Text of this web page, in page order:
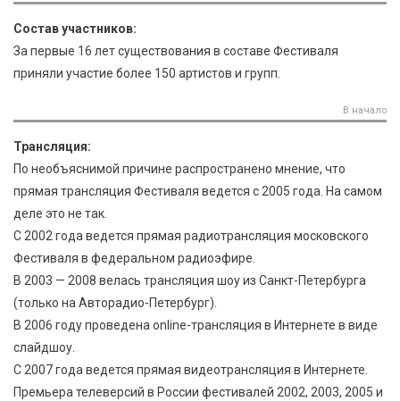
Состав участников:
За первые 16 лет существования в составе Фестиваля
приняли участие более 150 артистов и групп.
В начало
Трансляция:
По необъяснимой причине распространено мнение, что
прямая трансляция Фестиваля ведется с 2005 года. На самом
деле это не так.
С 2002 года ведется прямая радиотрансляция московского
Фестиваля в федеральном радиоэфире.
В 2003 — 2008 велась трансляция шоу из Санкт-Петербурга
(только на Авторадио-Петербург).
В 2006 году проведена online-трансляция в Интернете в виде
слайдшоу.
С 2007 года ведется прямая видеотрансляция в Интернете.
Премьера телеверсий в России фестивалей 2002, 2003, 2005 и